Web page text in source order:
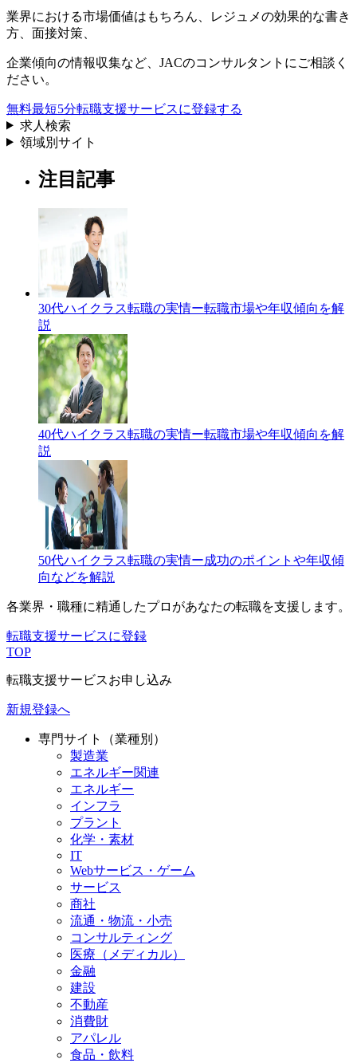
業界における市場価値はもちろん、
レジュメの効果的な書き
方
面接対策
企業傾向の情報収集など、 JACのコンサルタントにご相談く
ださい。
無料最短5分転職支援サービスに登録する
求人検索
領域別サイト
注目記事
30代ハイクラス転職の実情ー転職市場や年収傾向を解
説
40代ハイクラス転職の実情ー転職市場や年収傾向を解
説
50代ハイクラス転職の実情ー成功のポイントや年収傾
向などを解説
各業界・職種に精通したプロがあなたの転職を支援します。
転職支援サービスに登録
TOP
転職支援サービスお申し込み
新規登録へ
専門サイト（業種別）
製造業
エネルギー関連
エネルギー
インフラ
プラント
化学・素材
IT
Webサービス・ゲーム
サービス
商社
流通・物流・小売
コンサルティング
医療（メディカル）
金融
建設
不動産
消費財
アパレル
食品・飲料